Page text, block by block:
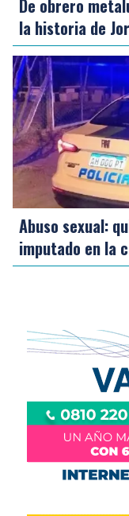
De obrero
la historia de
Abuso sexual:
imputado en la